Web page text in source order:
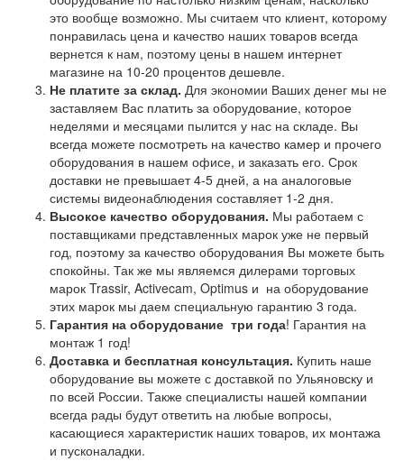
это вообще возможно. Мы считаем что клиент, которому
понравилась цена и качество наших товаров всегда
вернется к нам, поэтому цены в нашем интернет
магазине на 10-20 процентов дешевле.
Не платите за склад. Для экономии Ваших денег мы не
заставляем Вас платить за оборудование, которое
неделями и месяцами пылится у нас на складе. Вы
всегда можете посмотреть на качество камер и прочего
оборудования в нашем офисе, и заказать его. Срок
доставки не превышает 4-5 дней, а на аналоговые
системы видеонаблюдения составляет 1-2 дня.
Высокое качество оборудования. Мы работаем с
поставщиками представленных марок уже не первый
год, поэтому за качество оборудования Вы можете быть
спокойны. Так же мы являемся дилерами торговых
марок Trassir, Activecam, Optimus и на оборудование
этих марок мы даем специальную гарантию 3 года.
Гарантия на оборудование три года! Гарантия на
монтаж 1 год!
Доставка и бесплатная консультация. Купить наше
оборудование вы можете с доставкой по Ульяновску и
по всей России. Также специалисты нашей компании
всегда рады будут ответить на любые вопросы,
касающиеся характеристик наших товаров, их монтажа
и пусконаладки.